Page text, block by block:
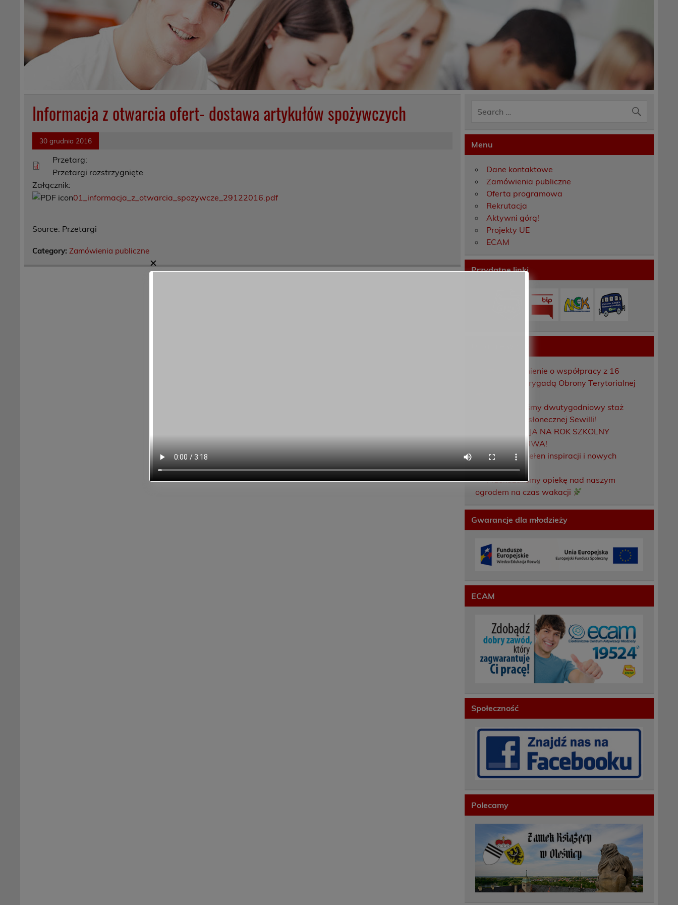
Informacja z otwarcia ofert- dostawa artykułów spożywczych
30 grudnia 2016
Przetarg:
Przetargi rozstrzygnięte
Załącznik:
01_informacja_z_otwarcia_spozywcze_29122016.pdf
Source: Przetargi
Category:Zamówienia publiczne
Menu
Dane kontaktowe
Zamówienia publiczne
Oferta programowa
Rekrutacja
Aktywni górą!
Projekty UE
ECAM
Przydatne linki
Porozumienie o współpracy z 16
Dolnośląską Brygadą Obrony Terytorialnej
Zakończyliśmy dwutygodniowy staż
zawodowy w słonecznej Sewilli!
REKRUTACJA NA ROK SZKOLNY
2026/2027 TRWA!
Weekend pełen inspiracji i nowych
doświadczeń!
Przekazaliśmy opiekę nad naszym
ogrodem na czas wakacji
Gwarancje dla młodzieży
ECAM
Społeczność
Polecamy
✕